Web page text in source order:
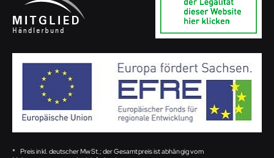
* Preis inkl. deutscher MwSt.; der Gesamtpreis ist abhängig vom